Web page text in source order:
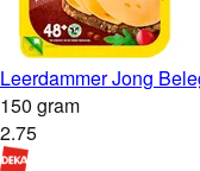
Leerdammer Jong
150 gram
2.75